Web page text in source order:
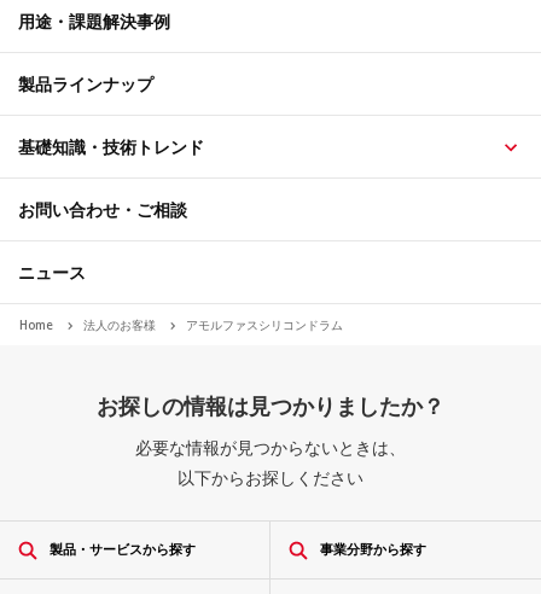
用途・課題解決事例
製品ラインナップ
基礎知識・技術トレンド
お問い合わせ・ご相談
ニュース
Home 法人のお客様 アモルファスシリコンドラム
お探しの情報は見つかりましたか？
必要な情報が見つからないときは、
以下からお探しください
製品・サービスから探す 事業分野から探す